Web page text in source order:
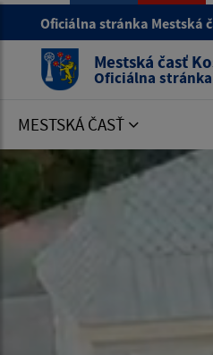
Oficiálna stránka Mestská
Mestská časť
Oficiálna stránka
MESTSKÁ ČASŤ